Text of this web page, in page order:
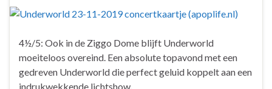
4½/5: Ook in de Ziggo Dome blijft Underworld
moeiteloos overeind. Een absolute topavond met een
gedreven Underworld die perfect geluid koppelt aan een
indrukwekkende lichtshow.